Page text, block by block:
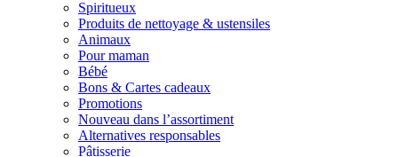
Spiritueux
Produits de nettoyage & ustensiles
Animaux
Pour maman
Bébé
Bons & Cartes cadeaux
Promotions
Nouveau dans l’assortiment
Alternatives responsables
Pâtisserie